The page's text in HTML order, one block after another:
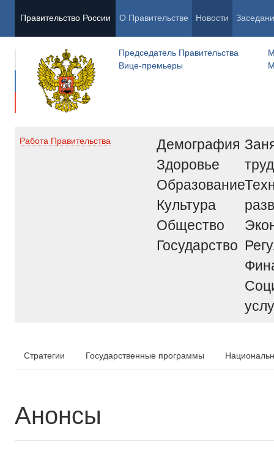
Правительство России О Правительстве Новости
Председатель Правительства
Вице-премьеры
Работа Правительства
Демография
Здоровье
Образование
Культура
Общество
Государство
труд
Стратегии Государственные программы
Анонсы